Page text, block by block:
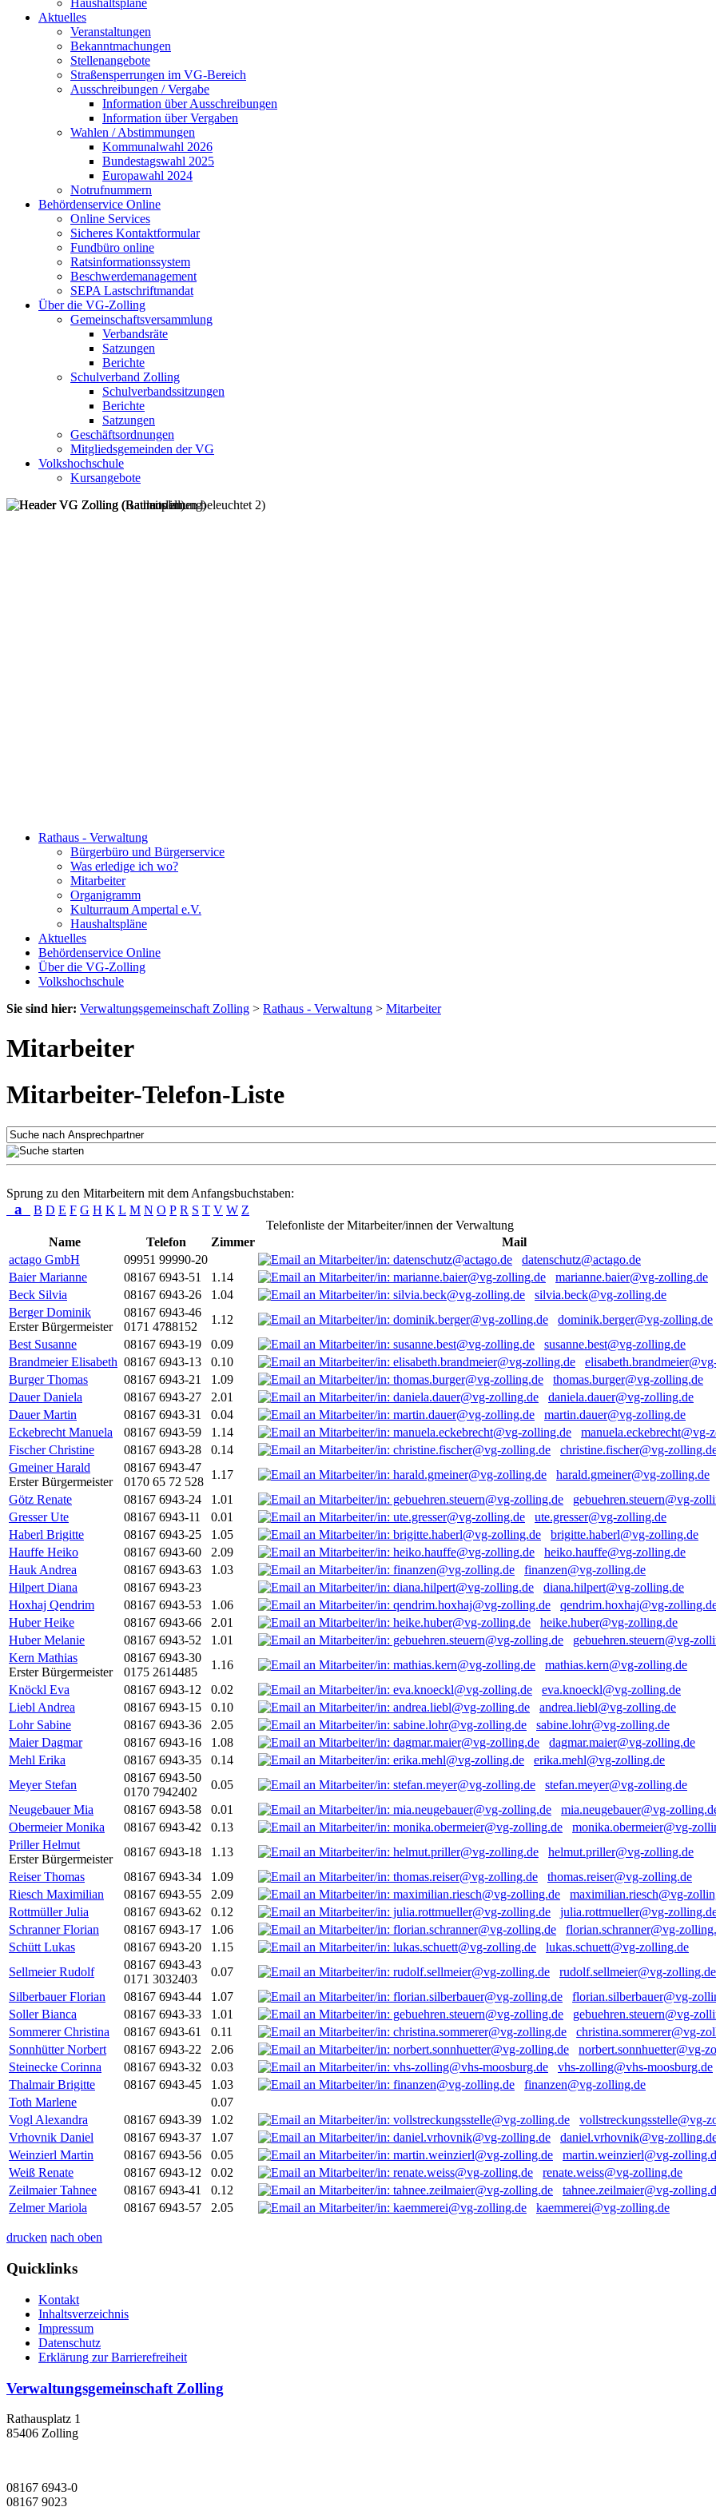
Haushaltspläne
Aktuelles
Veranstaltungen
Bekanntmachungen
Stellenangebote
Straßensperrungen im VG-Bereich
Ausschreibungen / Vergabe
Information über Ausschreibungen
Information über Vergaben
Wahlen / Abstimmungen
Kommunalwahl 2026
Bundestagswahl 2025
Europawahl 2024
Notrufnummern
Behördenservice Online
Online Services
Sicheres Kontaktformular
Fundbüro online
Ratsinformationssystem
Beschwerdemanagement
SEPA Lastschriftmandat
Über die VG-Zolling
Gemeinschaftsversammlung
Verbandsräte
Satzungen
Berichte
Schulverband Zolling
Schulverbandssitzungen
Berichte
Satzungen
Geschäftsordnungen
Mitgliedsgemeinden der VG
Volkshochschule
Kursangebote
Rathaus - Verwaltung
Bürgerbüro und Bürgerservice
Was erledige ich wo?
Mitarbeiter
Organigramm
Kulturraum Ampertal e.V.
Haushaltspläne
Aktuelles
Behördenservice Online
Über die VG-Zolling
Volkshochschule
Sie sind hier: Verwaltungsgemeinschaft Zolling > Rathaus - Verwaltung > Mitarbeiter
Mitarbeiter
Mitarbeiter-Telefon-Liste
Sprung zu den Mitarbeitern mit dem Anfangsbuchstaben:
a B D E F G H K L M N O P R S T V W Z
Telefonliste der Mitarbeiter/innen der Verwaltung
Name
Telefon Zimmer
Mail
actago GmbH
09951 99990-20
datenschutz@actago.de
Baier Marianne
08167 6943-51 1.14
marianne.baier@vg-zolling.de
Beck Silvia
08167 6943-26 1.04
silvia.beck@vg-zolling.de
Berger Dominik
Erster Bürgermeister
08167 6943-46
0171 4788152
1.12
dominik.berger@vg-zolling.de
Best Susanne
08167 6943-19 0.09
susanne.best@vg-zolling.de
Brandmeier Elisabeth 08167 6943-13 0.10
Burger Thomas
08167 6943-21 1.09
thomas.burger@vg-zolling.de
Dauer Daniela
08167 6943-27 2.01
daniela.dauer@vg-zolling.de
Dauer Martin
08167 6943-31 0.04
martin.dauer@vg-zolling.de
Eckebrecht Manuela
08167 6943-59 1.14
manuela.eckebrecht@vg-
Fischer Christine
08167 6943-28 0.14
christine.fischer@vg-
Gmeiner Harald
Erster Bürgermeister
08167 6943-47
0170 65 72 528
1.17
harald.gmeiner@vg-zolling.de
Götz Renate
08167 6943-24 1.01
gebuehren.steuern@vg-
Gresser Ute
08167 6943-11 0.01
ute.gresser@vg-zolling.de
Haberl Brigitte
08167 6943-25 1.05
brigitte.haberl@vg-zolling.de
Hauffe Heiko
08167 6943-60 2.09
heiko.hauffe@vg-zolling.de
Hauk Andrea
08167 6943-63 1.03
finanzen@vg-zolling.de
Hilpert Diana
08167 6943-23
diana.hilpert@vg-zolling.de
Hoxhaj Qendrim
08167 6943-53 1.06
qendrim.hoxhaj@vg-
Huber Heike
08167 6943-66 2.01
heike.huber@vg-zolling.de
Huber Melanie
08167 6943-52 1.01
gebuehren.steuern@vg-
Kern Mathias
Erster Bürgermeister
08167 6943-30
0175 2614485
1.16
mathias.kern@vg-zolling.de
Knöckl Eva
08167 6943-12 0.02
eva.knoeckl@vg-zolling.de
Liebl Andrea
08167 6943-15 0.10
andrea.liebl@vg-zolling.de
Lohr Sabine
08167 6943-36 2.05
sabine.lohr@vg-zolling.de
Maier Dagmar
08167 6943-16 1.08
dagmar.maier@vg-zolling.de
Mehl Erika
08167 6943-35 0.14
erika.mehl@vg-zolling.de
Meyer Stefan
08167 6943-50
0170 7942402
0.05
stefan.meyer@vg-zolling.de
Neugebauer Mia
08167 6943-58 0.01
mia.neugebauer@vg-
Obermeier Monika
08167 6943-42 0.13
monika.obermeier@vg-
Priller Helmut
Erster Bürgermeister
08167 6943-18 1.13
helmut.priller@vg-zolling.de
Reiser Thomas
08167 6943-34 1.09
thomas.reiser@vg-zolling.de
Riesch Maximilian
08167 6943-55 2.09
maximilian.riesch@vg-
Rottmüller Julia
08167 6943-62 0.12
julia.rottmueller@vg-
Schranner Florian
08167 6943-17 1.06
florian.schranner@vg-
Schütt Lukas
08167 6943-20 1.15
lukas.schuett@vg-zolling.de
Sellmeier Rudolf
08167 6943-43
0171 3032403
0.07
rudolf.sellmeier@vg-zolling.de
Silberbauer Florian
08167 6943-44 1.07
florian.silberbauer@vg-
Soller Bianca
08167 6943-33 1.01
gebuehren.steuern@vg-
Sommerer Christina
08167 6943-61 0.11
christina.sommerer@vg-
Sonnhütter Norbert
08167 6943-22 2.06
norbert.sonnhuetter@vg-
Steinecke Corinna
08167 6943-32 0.03
vhs-zolling@vhs-moosburg.de
Thalmair Brigitte
08167 6943-45 1.03
finanzen@vg-zolling.de
Toth Marlene
0.07
Vogl Alexandra
08167 6943-39 1.02
vollstreckungsstelle@vg-
Vrhovnik Daniel
08167 6943-37 1.07
daniel.vrhovnik@vg-
Weinzierl Martin
08167 6943-56 0.05
martin.weinzierl@vg-
Weiß Renate
08167 6943-12 0.02
renate.weiss@vg-zolling.de
Zeilmaier Tahnee
08167 6943-41 0.12
tahnee.zeilmaier@vg-
Zelmer Mariola
08167 6943-57 2.05 kaemmerei@vg-zolling.de
drucken nach oben
Quicklinks
Kontakt
Inhaltsverzeichnis
Impressum
Datenschutz
Erklärung zur Barrierefreiheit
Verwaltungsgemeinschaft Zolling
Rathausplatz 1
85406 Zolling
08167 6943-0
08167 9023